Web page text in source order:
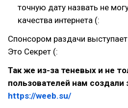
точную дату назвать не
качества интернета (:
Спонсором раздачи
Это Секрет (:
Так же из-за теневых и не
пользователей нам создали
https://weeb.su/